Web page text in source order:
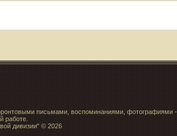
письмами, воспоминаниями, фотографиями
работе.
дивизии" © 2026